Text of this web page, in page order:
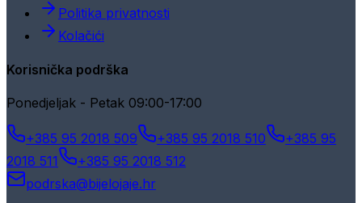
Politika privatnosti
Kolačići
Korisnička podrška
Ponedjeljak - Petak 09:00-17:00
+385 95 2018 509 +385 95 2018 510
+385 95
2018 511
+385 95 2018 512
podrska@bijelojaje.hr